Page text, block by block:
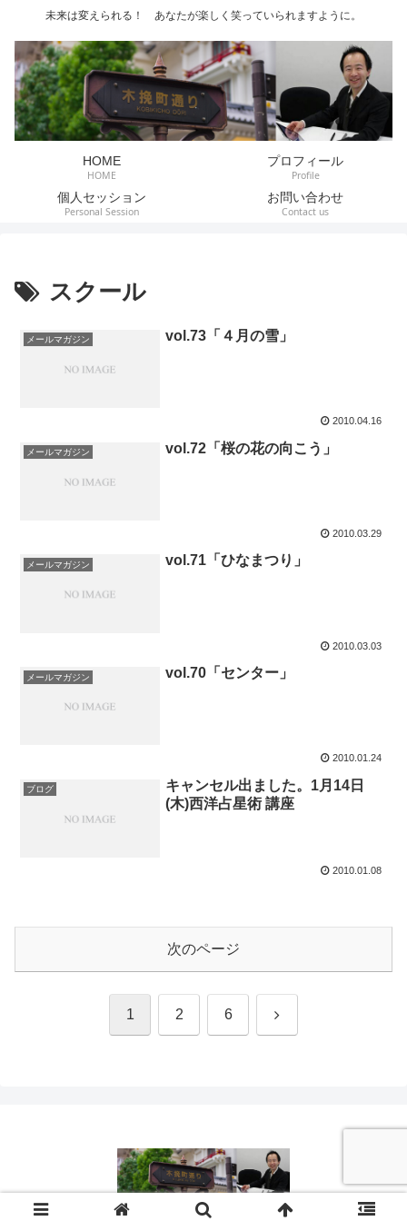
未来は変えられる！ あなたが楽しく笑っていられますように。
HOME
HOME
プロフィール
Profile
個人セッション
Personal Session
お問い合わせ
Contact us
スクール
メールマガジン vol.73「４月の雪」
2010.04.16
メールマガジン vol.72「桜の花の向こう」
2010.03.29
メールマガジン vol.71「ひなまつり」
2010.03.03
メールマガジン vol.70「センター」
2010.01.24
ブログ
キャンセル出ました。1月14日
(木)西洋占星術 講座
2010.01.08
次のページ
1 2 6 次
© 2008 清水空 Official Site 「空の色」.